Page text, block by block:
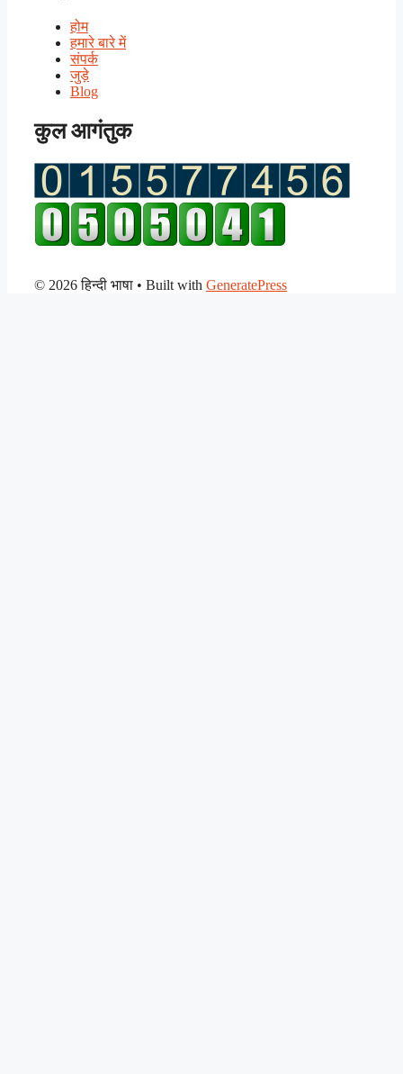
होम
हमारे बारे में
संपर्क
जुड़े
Blog
कुल आगंतुक
© 2026 हिन्दी भाषा • Built with GeneratePress